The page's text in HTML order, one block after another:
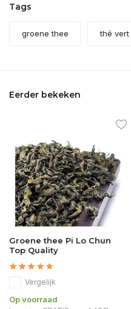
Tags
groene thee thé vert
Eerder bekeken
Groene thee Pi Lo Chun
Top Quality
Vergelijk
Op voorraad